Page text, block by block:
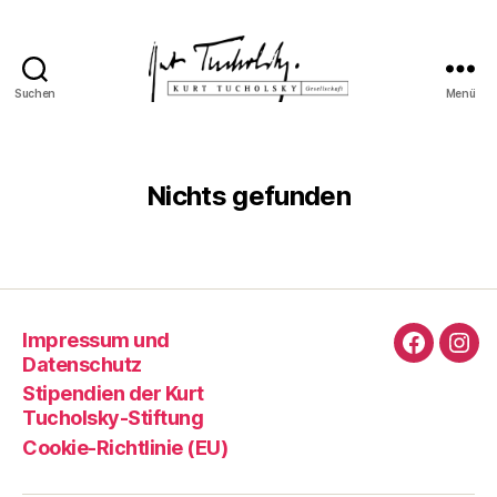
Suchen Menü
Nichts gefunden
Impressum und
Datenschutz
Stipendien der Kurt
Tucholsky-Stiftung
Cookie-Richtlinie (EU)